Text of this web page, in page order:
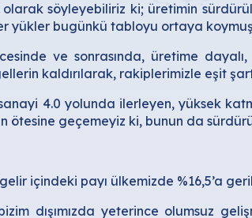
söyleyebiliriz ki; üretimin
yükler bugünkü tabloyu ortaya
ve sonrasında, üretime
kaldırılarak, rakiplerimizle eşit
4.0 yolunda ilerleyen, yüksek
geçemeyiz ki, bunun da
içindeki payı ülkemizde %16,5’a
dışımızda yeterince olumsuz